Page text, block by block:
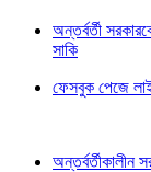
অন্তর্বর্তী
সাকি
ফেসবুক পেজে